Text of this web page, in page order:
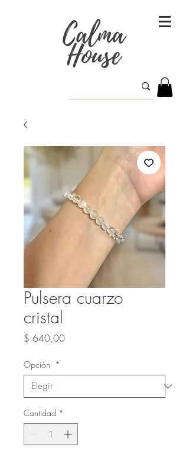
Pulsera cuarzo
cristal
$ 640,00Precio
Opción *
Cantidad *